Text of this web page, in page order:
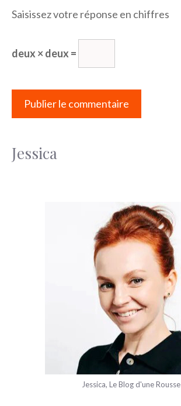
Saisissez votre réponse en chiffres
deux × deux =
Jessica
Jessica, Le Blog d'une Rousse